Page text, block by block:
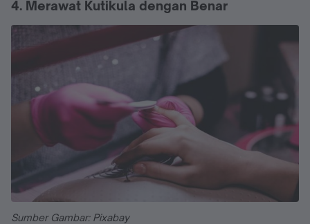
4. Merawat Kutikula dengan Benar
Sumber Gambar: Pixabay